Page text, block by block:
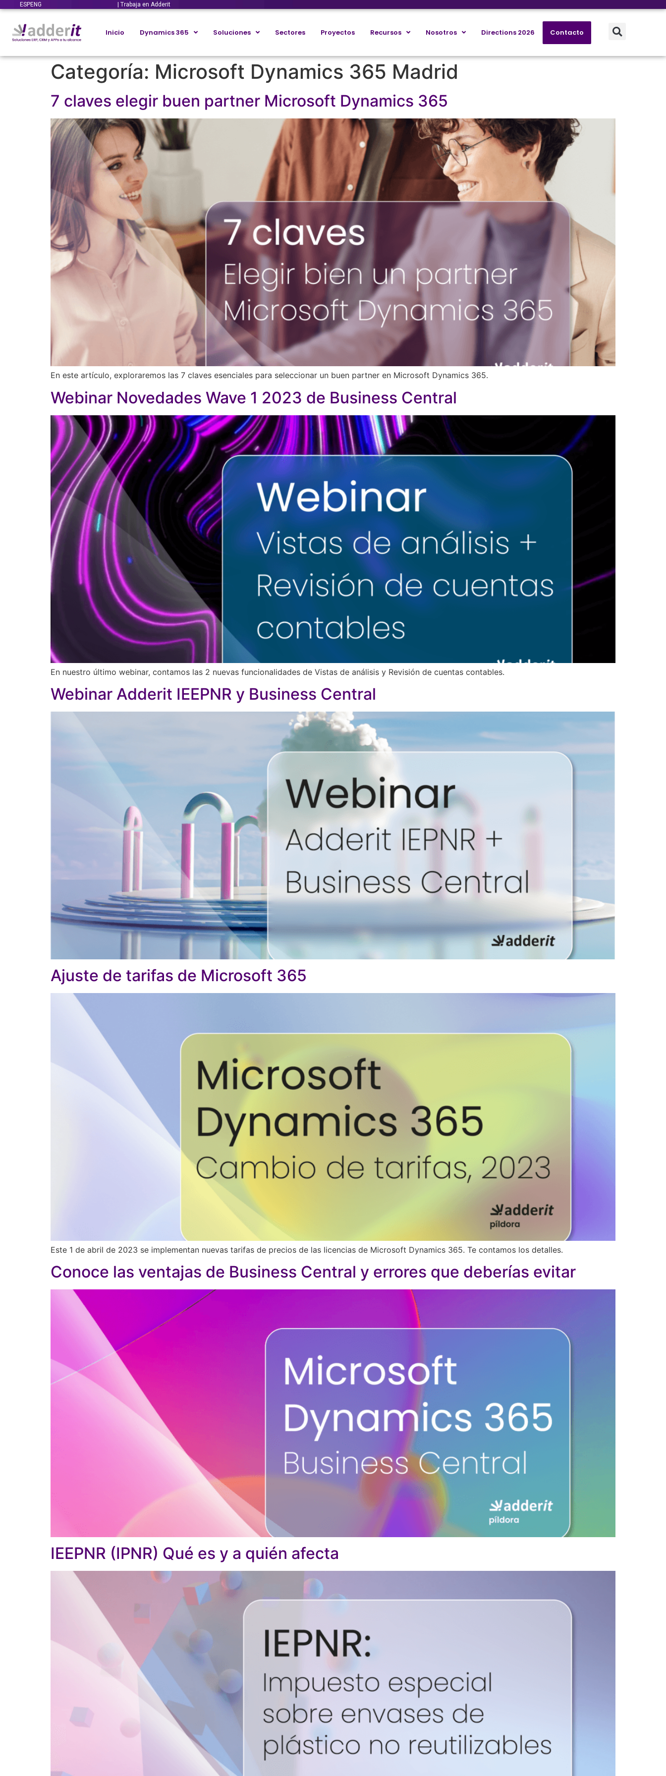
ESPENG | Trabaja en Adderit
Inicio Dynamics 365 Soluciones Sectores Proyectos Recursos Nosotros Directions 2026 Contacto
Categoría: Microsoft Dynamics 365 Madrid
7 claves elegir buen partner Microsoft Dynamics 365
En este artículo, exploraremos las 7 claves esenciales para seleccionar un buen partner en Microsoft Dynamics 365.
Webinar Novedades Wave 1 2023 de Business Central
En nuestro último webinar, contamos las 2 nuevas funcionalidades de Vistas de análisis y Revisión de cuentas contables.
Webinar Adderit IEEPNR y Business Central
Ajuste de tarifas de Microsoft 365
Este 1 de abril de 2023 se implementan nuevas tarifas de precios de las licencias de Microsoft Dynamics 365. Te contamos los detalles.
Conoce las ventajas de Business Central y errores que deberías evitar
IEEPNR (IPNR) Qué es y a quién afecta